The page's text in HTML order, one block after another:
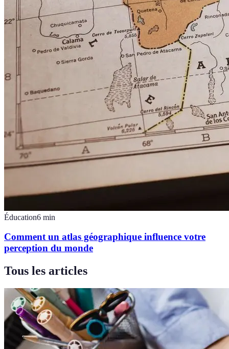
Éducation6 min
Comment un atlas géographique influence votre
perception du monde
Tous les articles